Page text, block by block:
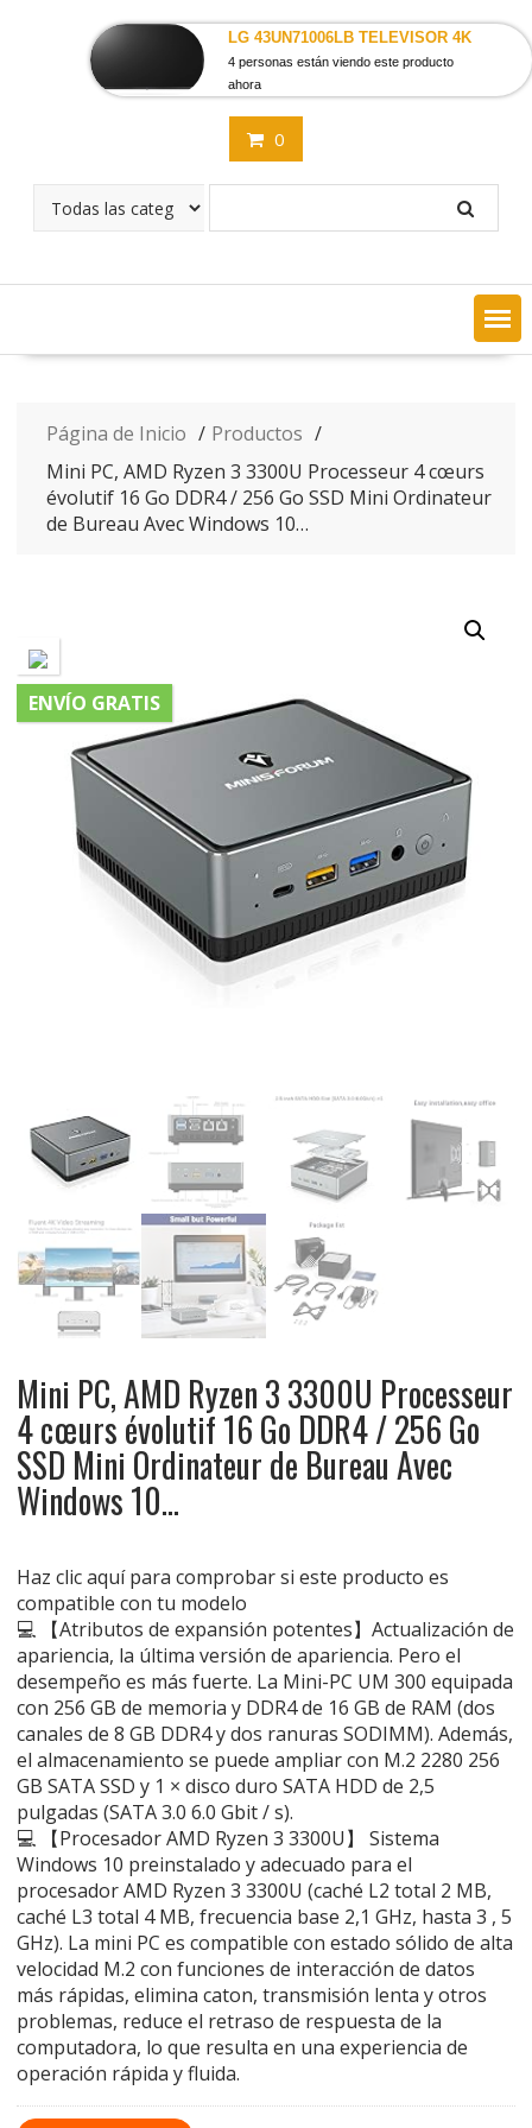
0
Página de Inicio
Productos
Mini PC, AMD Ryzen 3 3300U Processeur 4 cœurs
évolutif 16 Go DDR4 / 256 Go SSD Mini Ordinateur
de Bureau Avec Windows 10…
ENVÍO GRATIS
Mini PC, AMD Ryzen 3 3300U Processeur
4 cœurs évolutif 16 Go DDR4 / 256 Go
SSD Mini Ordinateur de Bureau Avec
Windows 10…
Haz clic aquí para comprobar si este producto es
compatible con tu modelo
💻 【Atributos de expansión potentes】Actualización de
apariencia, la última versión de apariencia. Pero el
desempeño es más fuerte. La Mini-PC UM 300 equipada
con 256 GB de memoria y DDR4 de 16 GB de RAM (dos
canales de 8 GB DDR4 y dos ranuras SODIMM). Además,
el almacenamiento se puede ampliar con M.2 2280 256
GB SATA SSD y 1 × disco duro SATA HDD de 2,5
pulgadas (SATA 3.0 6.0 Gbit / s).
💻 【Procesador AMD Ryzen 3 3300U】 Sistema
Windows 10 preinstalado y adecuado para el
procesador AMD Ryzen 3 3300U (caché L2 total 2 MB,
caché L3 total 4 MB, frecuencia base 2,1 GHz, hasta 3 , 5
GHz). La mini PC es compatible con estado sólido de alta
velocidad M.2 con funciones de interacción de datos
más rápidas, elimina caton, transmisión lenta y otros
problemas, reduce el retraso de respuesta de la
computadora, lo que resulta en una experiencia de
operación rápida y fluida.
LG 43UN71006LB TELEVISOR 4K
4 personas están viendo este producto
ahora